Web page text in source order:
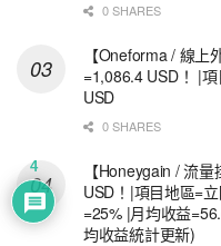
0 SHARES
【Oneforma / 線
=1,086.4 USD！ |
USD
0 SHARES
【Honeygain / 流
USD！|項目地區=
=25% |月均收益
均收益統計更新)
4